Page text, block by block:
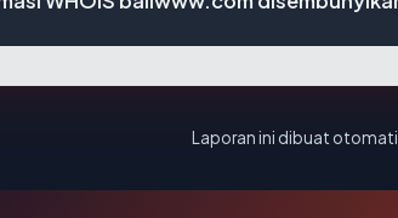
Laporan ini dibuat